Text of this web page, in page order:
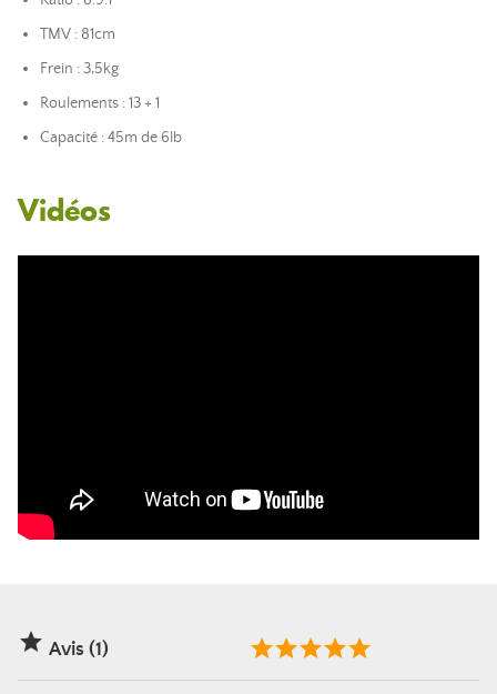
TMV : 81cm
Frein : 3,5kg
Roulements : 13 + 1
Capacité : 45m de 6lb
Vidéos
 Avis (1)